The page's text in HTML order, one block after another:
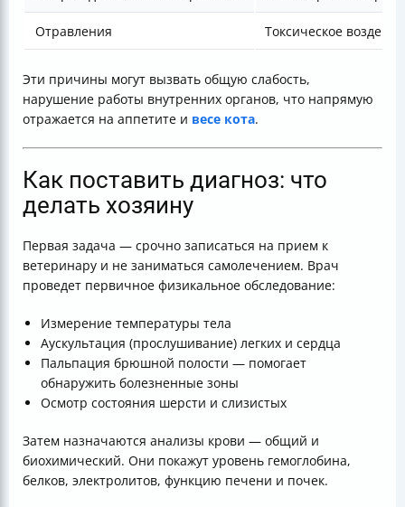
Отравления Токсическое
Эти причины могут вызвать общую слабость,
нарушение работы внутренних органов, что напрямую
отражается на аппетите и весе кота.
Как поставить диагноз: что
делать хозяину
Первая задача — срочно записаться на прием к
ветеринару и не заниматься самолечением. Врач
проведет первичное физикальное обследование:
Измерение температуры тела
Аускультация (прослушивание) легких и сердца
Пальпация брюшной полости — помогает
обнаружить болезненные зоны
Осмотр состояния шерсти и слизистых
Затем назначаются анализы крови — общий и
биохимический. Они покажут уровень гемоглобина,
белков, электролитов, функцию печени и почек.